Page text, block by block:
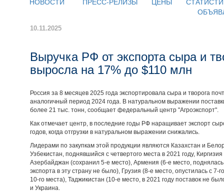
10.11.2025
Выручка РФ от экспорта сыра и
выросла на 17% до $110 млн
Россия за 8 месяцев 2025 года экспортировала сыра и творога
аналогичный период 2024 года. В натуральном выражении
более 21 тыс. тонн, сообщает федеральный центр "Агроэкспорт".
Как отмечает центр, в последние годы РФ наращивает экспорт
годов, когда отгрузки в натуральном выражении снижались.
Лидерами по закупкам этой продукции являются Казахстан и
Узбекистан, поднявшийся с четвертого места в 2021 году,
Азербайджан (сохранил 5-е место), Армения (6-е место, поднялась
экспорта в эту страну не было), Грузия (8-е место, опустилась с 7-
10-го места), Таджикистан (10-е место, в 2021 году поставок не
и Украина.